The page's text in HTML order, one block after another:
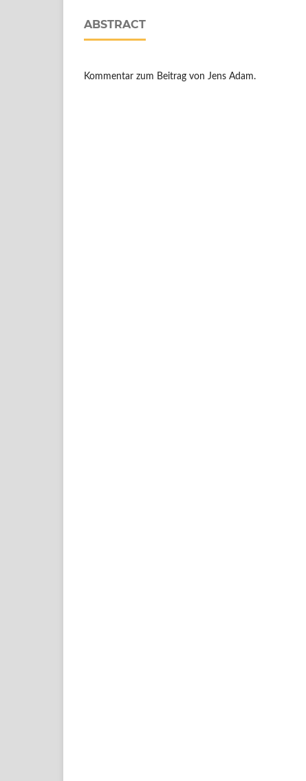
ABSTRACT
Kommentar zum Beitrag von Jens Adam.